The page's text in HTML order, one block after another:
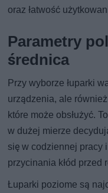
oraz łatwość
Parametry
średnica
Przy wyborze łuparki
urządzenia, ale
które może obsłużyć.
w dużej mierze
się w codziennej pracy
przycinania kłód przed
Łuparki poziome są